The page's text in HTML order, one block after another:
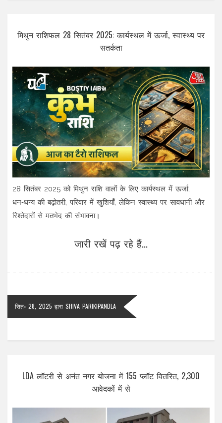
मिथुन राशिफल 28 सितंबर 2025: कार्यस्थल में ऊर्जा, स्वास्थ्य पर
सतर्कता
28 सितंबर 2025 को मिथुन राशि वालों के लिए कार्यस्थल में ऊर्जा,
धन‑धन्य की बढ़ोतरी, परिवार में खुशियाँ, लेकिन स्वास्थ्य पर सावधानी और
रिश्तेदारों से मतभेद की संभावना।
जारी रखें पढ़ रहे हैं...
सित॰ 28, 2025 द्वारा SHIVA PARIKIPANDLA
LDA लॉटरी से अनंत नगर योजना में 155 प्लॉट वितरित, 2,300
आवेदकों में से